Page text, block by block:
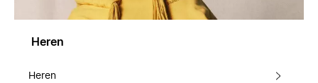
Heren
Heren